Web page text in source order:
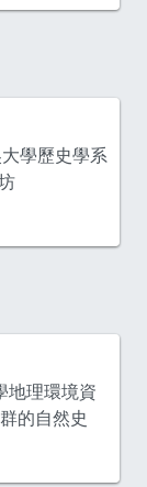
學歷史學系
地理環境資
的自然史